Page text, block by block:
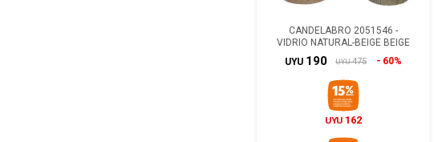
CANDELABRO 2051546 -
VIDRIO NATURAL-BEIGE BEIGE
UYU 190 UYU 475 60%
UYU 162